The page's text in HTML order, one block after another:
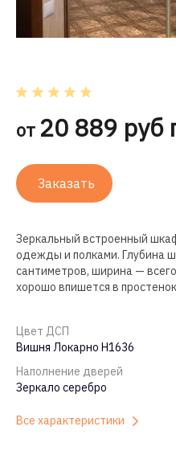
от 20 889 руб
Заказать
Зеркальный встроенный
одежды и полками. Глубина
сантиметров, ширина —
хорошо впишется в
Цвет ДСП
Вишня Локарно H1636
Наполнение дверей
Зеркало серебро
Все характеристики